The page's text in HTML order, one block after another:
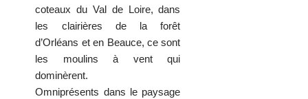
coteaux du Val de Loire, dans
les clairières de la forêt
d’Orléans et en Beauce, ce sont
les moulins à vent qui
dominèrent.
Omniprésents dans le paysage